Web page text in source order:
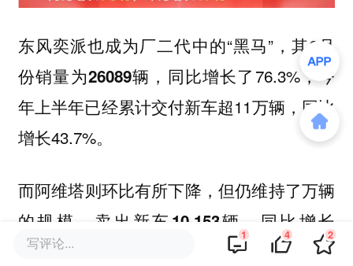
东风奕派也成为厂二代中的“黑马”，其6月
份销量为26089辆 ，同比增长了76.3%，今
年上半年已经累计交付新车超11万辆，同比
增长43.7%。
而阿维塔则环比有所下降，但仍维持了万辆
的规模，卖出新车 10,153辆
，同比增长
117%，这也是阿维塔连续4个月突破万辆。
写评论... 1 4 2